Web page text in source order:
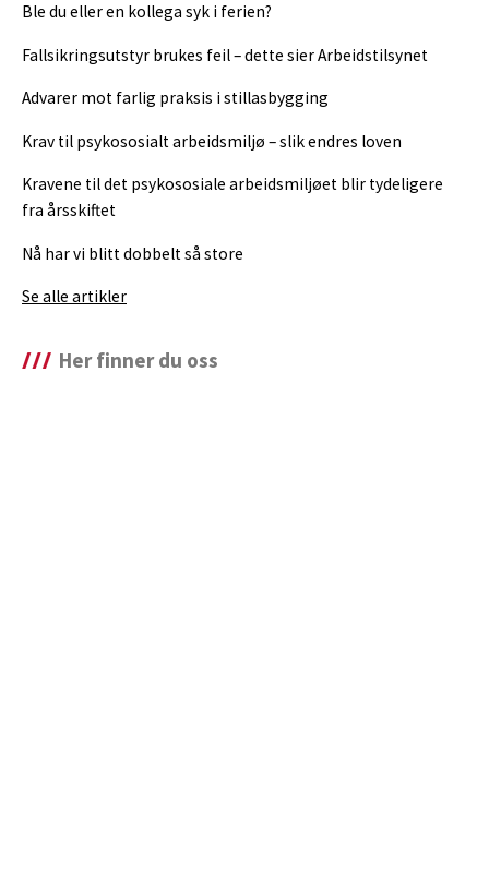
Ble du eller en kollega syk i ferien?
Fallsikringsutstyr brukes feil – dette sier Arbeidstilsynet
Advarer mot farlig praksis i stillasbygging
Krav til psykososialt arbeidsmiljø – slik endres loven
Kravene til det psykososiale arbeidsmiljøet blir tydeligere
fra årsskiftet
Nå har vi blitt dobbelt så store
Se alle artikler
Her finner du oss